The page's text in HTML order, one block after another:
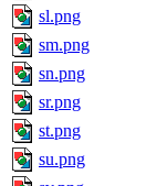
sl.png
sm.png
sn.png
sr.png
st.png
su.png